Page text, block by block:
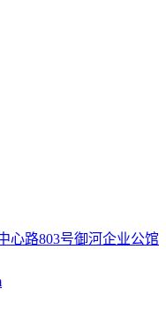
心路803号御河企业公馆